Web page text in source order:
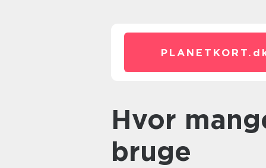
PLANETKORT.
hvor mange solceller skal jeg
bruge